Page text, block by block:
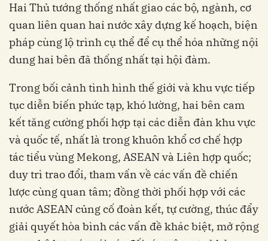
Hai Thủ tướng thống nhất giao các bộ, ngành, cơ
quan liên quan hai nước xây dựng kế hoạch, biện
pháp cùng lộ trình cụ thể để cụ thể hóa những nội
dung hai bên đã thống nhất tại hội đàm.
Trong bối cảnh tình hình thế giới và khu vực tiếp
tục diễn biến phức tạp, khó lường, hai bên cam
kết tăng cường phối hợp tại các diễn đàn khu vực
và quốc tế, nhất là trong khuôn khổ cơ chế hợp
tác tiểu vùng Mekong, ASEAN và Liên hợp quốc;
duy trì trao đổi, tham vấn về các vấn đề chiến
lược cùng quan tâm; đồng thời phối hợp với các
nước ASEAN củng cố đoàn kết, tự cường, thúc đẩy
giải quyết hòa bình các vấn đề khác biệt, mở rộng